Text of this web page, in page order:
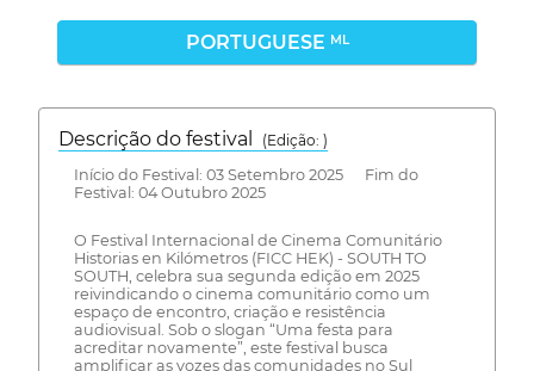
PORTUGUESE ML
Descrição do festival
(Edição: )
Início do Festival: 03 Setembro 2025 Fim do
Festival: 04 Outubro 2025
O Festival Internacional de Cinema Comunitário
Historias en Kilómetros (FICC HEK) - SOUTH TO
SOUTH, celebra sua segunda edição em 2025
reivindicando o cinema comunitário como um
espaço de encontro, criação e resistência
audiovisual. Sob o slogan “Uma festa para
acreditar novamente”, este festival busca
amplificar as vozes das comunidades no Sul